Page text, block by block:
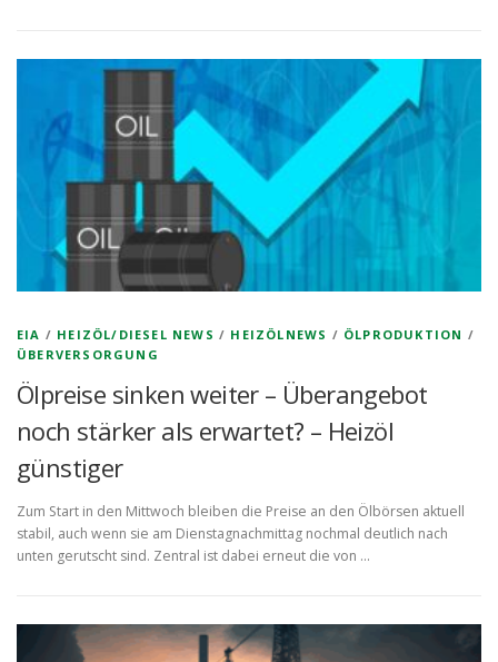
EIA / HEIZÖL/DIESEL NEWS / HEIZÖLNEWS / ÖLPRODUKTION /
ÜBERVERSORGUNG
Ölpreise sinken weiter – Überangebot
noch stärker als erwartet? – Heizöl
günstiger
Zum Start in den Mittwoch bleiben die Preise an den Ölbörsen aktuell
stabil, auch wenn sie am Dienstagnachmittag nochmal deutlich nach
unten gerutscht sind. Zentral ist dabei erneut die von …